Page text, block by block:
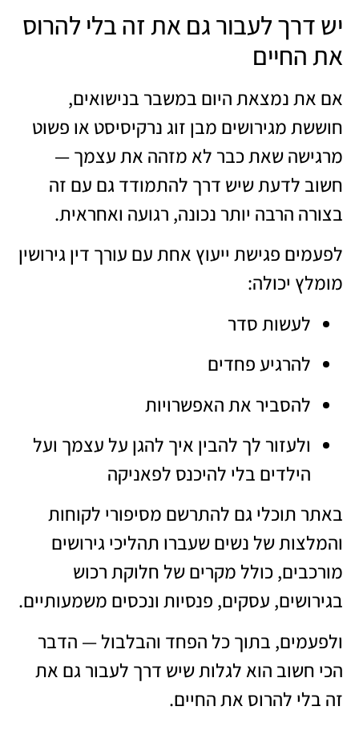
יש דרך לעבור גם את זה בלי להרוס
את החיים
אם את נמצאת היום במשבר בנישואים,
חוששת מגירושים מבן זוג נרקיסיסט או פשוט
מרגישה שאת כבר לא מזהה את עצמך —
חשוב לדעת שיש דרך להתמודד גם עם זה
בצורה הרבה יותר נכונה, רגועה ואחראית.
לפעמים פגישת ייעוץ אחת עם עורך דין גירושין
מומלץ יכולה:
לעשות סדר
להרגיע פחדים
להסביר את האפשרויות
ולעזור לך להבין איך להגן על עצמך ועל
הילדים בלי להיכנס לפאניקה
באתר תוכלי גם להתרשם מסיפורי לקוחות
והמלצות של נשים שעברו תהליכי גירושים
מורכבים, כולל מקרים של חלוקת רכוש
בגירושים, עסקים, פנסיות ונכסים משמעותיים.
ולפעמים, בתוך כל הפחד והבלבול — הדבר
הכי חשוב הוא לגלות שיש דרך לעבור גם את
זה בלי להרוס את החיים.